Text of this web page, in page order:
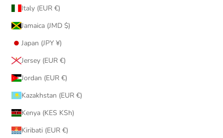
Italy (EUR €)
Jamaica (JMD $)
Japan (JPY ¥)
Jersey (EUR €)
Jordan (EUR €)
Kazakhstan (EUR €)
Kenya (KES KSh)
Kiribati (EUR €)